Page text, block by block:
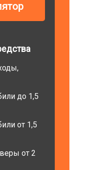
до 1,5
от 1,5
от 2